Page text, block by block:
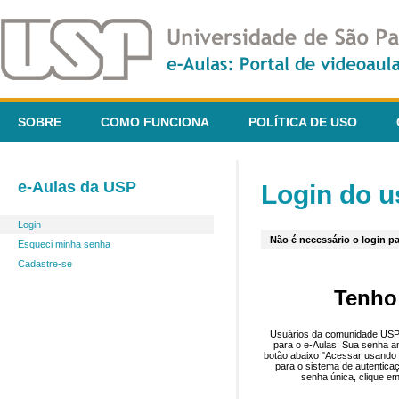
SOBRE COMO FUNCIONA POLÍTICA DE USO
e-Aulas da USP
Login
Esqueci minha senha
Cadastre-se
Login do
Não é necessário o login
Usuários da comunidade
para o e-Aulas. Sua senha
botão abaixo "Acessar
para o sistema de
senha única, clique